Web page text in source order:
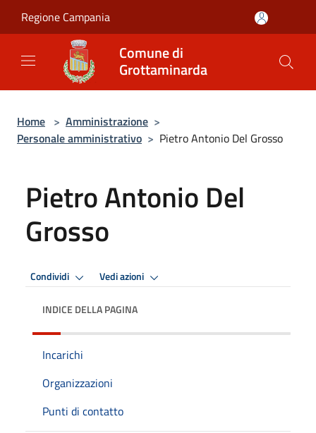
Regione Campania
Comune di
Grottaminarda
Home > Amministrazione >
Personale amministrativo > Pietro Antonio Del Grosso
Pietro Antonio Del
Grosso
Condividi Vedi azioni
INDICE DELLA PAGINA
Incarichi
Organizzazioni
Punti di contatto